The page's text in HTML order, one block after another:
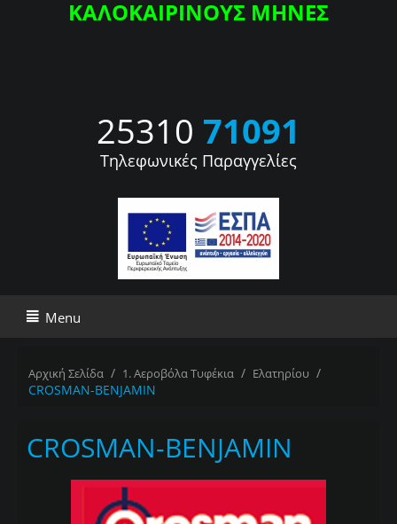
ΚΑΛΟΚΑΙΡΙΝΟΥΣ ΜΗΝΕΣ
25310 71091
Τηλεφωνικές Παραγγελίες
Menu
Αρχική Σελίδα / 1. Αεροβόλα Τυφέκια / Ελατηρίου /
CROSMAN-BENJAMIN
CROSMAN-BENJAMIN